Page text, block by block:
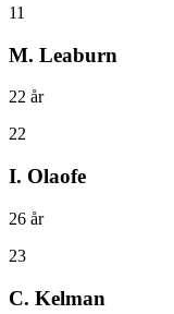
11
M. Leaburn
22 år
22
I. Olaofe
26 år
23
C. Kelman